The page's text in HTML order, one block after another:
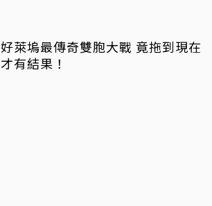
好萊塢最傳奇雙胞大戰 竟拖到現在
才有結果！